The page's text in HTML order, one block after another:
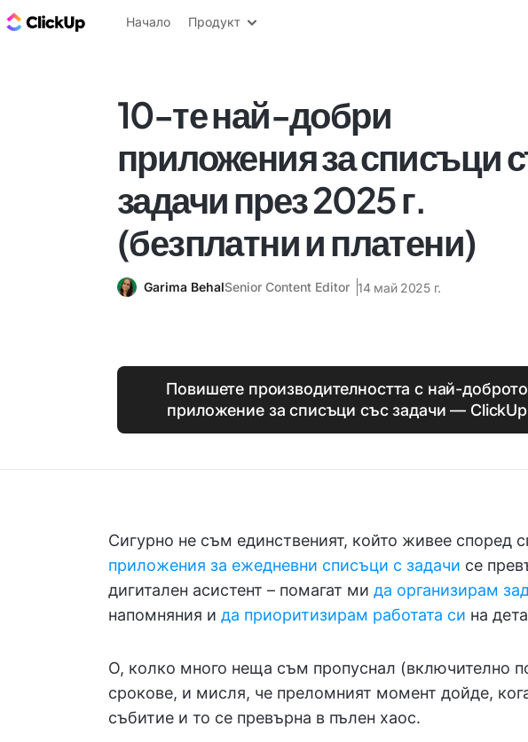
ClickUp блог
Начало Продукт
10-те най-добри
приложения за списъци
задачи през 2025 г.
(безплатни и платени)
Garima BehalSenior Content Editor 14 май 2025 г.
Повишете производителността с най-доброто
приложение за списъци със задачи — ClickUp
Сигурно не съм единственият, който живее според
приложения за ежедневни списъци с задачи се
дигитален асистент – помагат ми да организирам
напомняния и да приоритизирам работата си на
О, колко много неща съм пропуснал (включително
срокове, и мисля, че преломният момент дойде,
събитие и то се превърна в пълен хаос.